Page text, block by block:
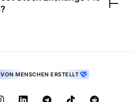
VON MENSCHEN ERSTELLT